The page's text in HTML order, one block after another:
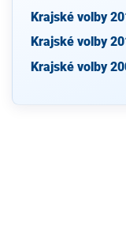
Krajské volby
Krajské volby
Krajské volby